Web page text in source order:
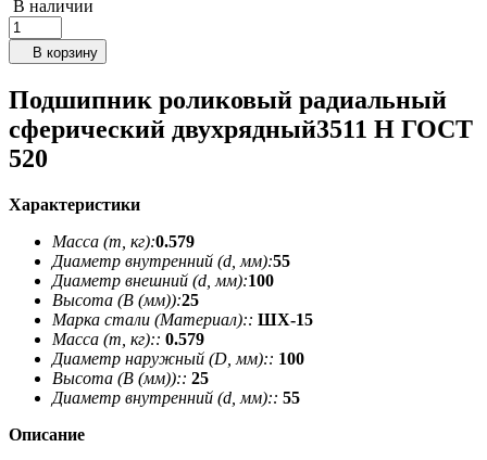
В наличии
В корзину
Подшипник роликовый радиальный
сферический двухрядный3511 Н ГОСТ
520
Характеристики
Масса (m, кг):0.579
Диаметр внутренний (d, мм):55
Диаметр внешний (d, мм):100
Высота (В (мм)):25
Марка стали (Материал):: ШХ-15
Масса (m, кг):: 0.579
Диаметр наружный (D, мм):: 100
Высота (В (мм)):: 25
Диаметр внутренний (d, мм):: 55
Описание